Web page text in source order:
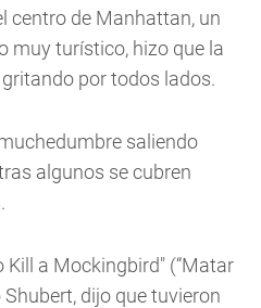
centro de Manhattan, un
muy turístico, hizo que la
por todos lados.
saliendo
algunos se cubren
Kill a Mockingbird" (“Matar
Shubert, dijo que tuvieron